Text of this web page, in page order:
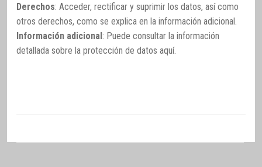
Derechos: Acceder, rectificar y suprimir los datos, así como
otros derechos, como se explica en la información adicional.
Información adicional: Puede consultar la información
detallada sobre la protección de datos aquí.